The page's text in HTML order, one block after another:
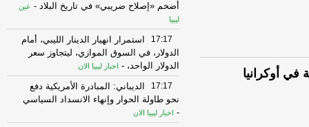
أضخم «إصلاح ضريبي» في تاريخ البلاد - عين
ليبيا
17:17
استمرار انهيار الدينار الليبي، أمام
الدولار، في السوق الموازي، ليتجاوز سعر
الدولار الواحد، - اخبار ليبيا الان
17:17
الديباني: المبادرة الأمريكية دفع
نحو طاولة الحوار وإنهاء الانسداد السياسي
-
اخبار ليبيا الان